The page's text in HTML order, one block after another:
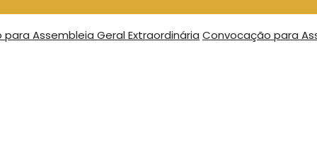
Assembleia Geral Extraordinária Convocação para